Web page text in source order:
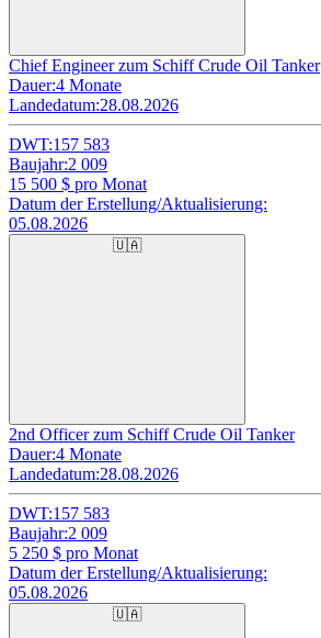
Chief Engineer zum Schiff Crude Oil Tanker
Dauer:4 Monate
Landedatum:28.08.2026
DWT:157 583
Baujahr:2 009
15 500 $ pro Monat
Datum der Erstellung/Aktualisierung:
05.08.2026
🇺🇦
2nd Officer zum Schiff Crude Oil Tanker
Dauer:4 Monate
Landedatum:28.08.2026
DWT:157 583
Baujahr:2 009
5 250 $ pro Monat
Datum der Erstellung/Aktualisierung:
05.08.2026
🇺🇦